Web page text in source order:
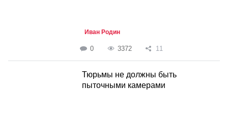
Иван Родин
0 3372 11
Тюрьмы не должны быть
пыточными камерами